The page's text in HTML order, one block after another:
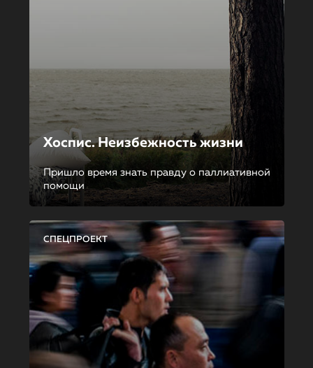
Хоспис. Неизбежность жизни
Пришло время знать правду о паллиативной
помощи
СПЕЦПРОЕКТ